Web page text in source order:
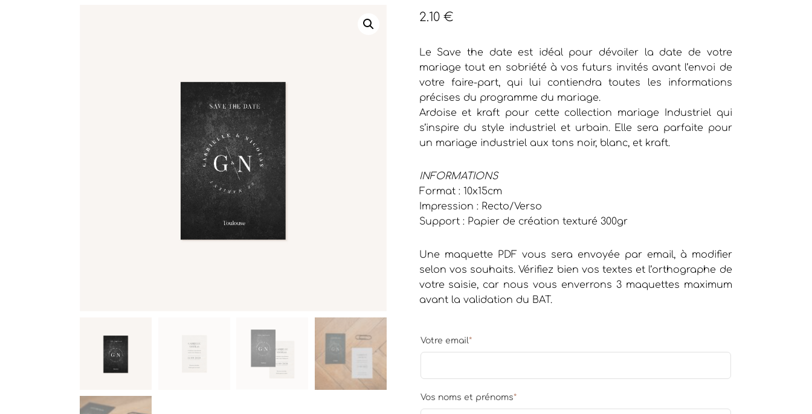
2.10 €
Le Save the date est idéal pour dévoiler la date de votre
mariage tout en sobriété à vos futurs invités avant l’envoi de
votre faire-part, qui lui contiendra toutes les informations
précises du programme du mariage.
Ardoise et kraft pour cette collection mariage Industriel qui
s’inspire du style industriel et urbain. Elle sera parfaite pour
un mariage industriel aux tons noir, blanc, et kraft.
INFORMATIONS
Format : 10x15cm
Impression : Recto/Verso
Support : Papier de création texturé 300gr
Une maquette PDF vous sera envoyée par email, à modifier
selon vos souhaits. Vérifiez bien vos textes et l’orthographe de
votre saisie, car nous vous enverrons 3 maquettes maximum
avant la validation du BAT.
Votre email*
Vos noms et prénoms*